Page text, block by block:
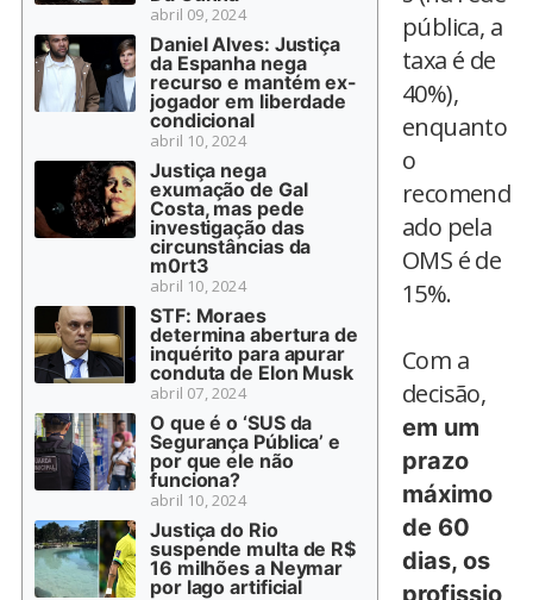
abril 09, 2024
Daniel Alves: Justiça
da Espanha nega
recurso e mantém ex-
jogador em liberdade
condicional
abril 10, 2024
Justiça nega
exumação de Gal
Costa, mas pede
investigação das
circunstâncias da
m0rt3
abril 10, 2024
STF: Moraes
determina abertura de
inquérito para apurar
conduta de Elon Musk
abril 07, 2024
O que é o ‘SUS da
Segurança Pública’ e
por que ele não
funciona?
abril 10, 2024
Justiça do Rio
suspende multa de R$
16 milhões a Neymar
por lago artificial
pública, a
taxa é de
40%),
enquanto
o
recomend
ado pela
OMS é de
15%.
Com a
decisão,
em um
prazo
máximo
de 60
dias, os